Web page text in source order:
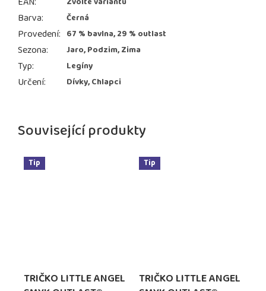
Související produkty
Tip
TRIČKO LITTLE ANGEL
Tip
TRIČKO LITTLE ANGEL
Barva: Černá
Provedení: 67 % bavlna, 29 % outlast
Sezona: Jaro, Podzim, Zima
Typ: Legíny
Určení: Dívky, Chlapci